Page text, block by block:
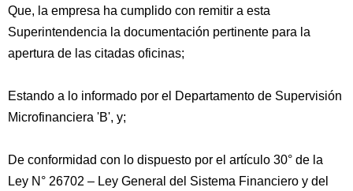
Que, la empresa ha cumplido con remitir a esta
Superintendencia la documentación pertinente para la
apertura de las citadas oficinas;
Estando a lo informado por el Departamento de Supervisión
Microfinanciera 'B', y;
De conformidad con lo dispuesto por el artículo 30° de la
Ley N° 26702 – Ley General del Sistema Financiero y del